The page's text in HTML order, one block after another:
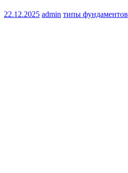
22.12.2025 admin типы фундаментов